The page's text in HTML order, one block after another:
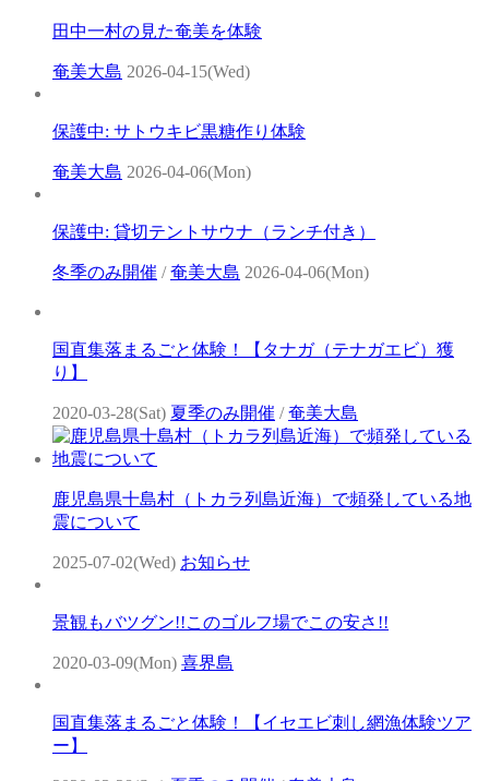
田中一村の見た奄美を体験
奄美大島 2026-04-15(Wed)
保護中: サトウキビ黒糖作り体験
奄美大島 2026-04-06(Mon)
保護中: 貸切テントサウナ（ランチ付き）
冬季のみ開催 /奄美大島 2026-04-06(Mon)
国直集落まるごと体験！【タナガ（テナガエビ）獲
り】
2020-03-28(Sat) 夏季のみ開催 /奄美大島
鹿児島県十島村（トカラ列島近海）で頻発している地
震について
2025-07-02(Wed) お知らせ
景観もバツグン!!このゴルフ場でこの安さ!!
2020-03-09(Mon) 喜界島
国直集落まるごと体験！【イセエビ刺し網漁体験ツア
ー】